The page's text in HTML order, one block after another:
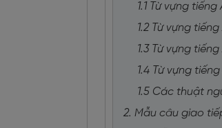
1.1 Từ vựng
1.2 Từ vựng
1.3 Từ vựng
1.4 Từ vựng
1.5 Các thuật
2. Mẫu câu giao